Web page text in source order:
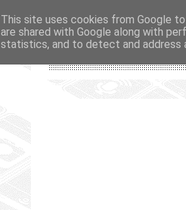
This site uses cookies from Google
are shared with Google along with
statistics, and to detect and address